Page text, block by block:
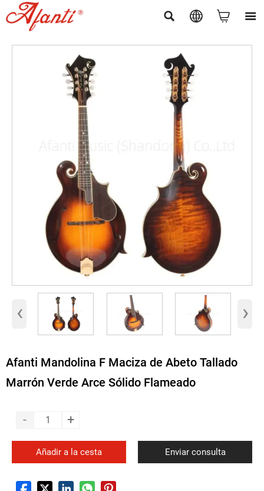
   
‹ ›
Afanti Mandolina F Maciza de Abeto Tallado
Marrón Verde Arce Sólido Flameado
- +
Añadir a la cesta Enviar consulta